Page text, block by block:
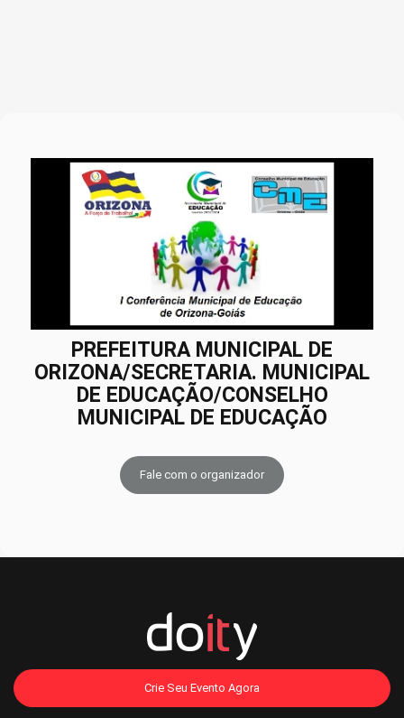
PREFEITURA MUNICIPAL DE
ORIZONA/SECRETARIA. MUNICIPAL
DE EDUCAÇÃO/CONSELHO
MUNICIPAL DE EDUCAÇÃO
Fale com o organizador
Crie Seu Evento Agora